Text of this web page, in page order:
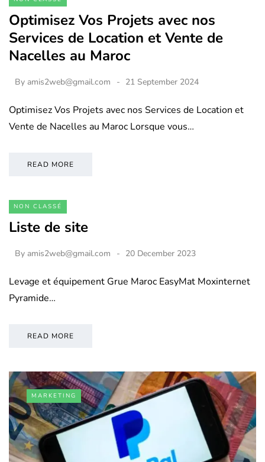
Optimisez Vos Projets avec nos
Services de Location et Vente de
Nacelles au Maroc
By amis2web@gmail.com 21 September 2024
Optimisez Vos Projets avec nos Services de Location et
Vente de Nacelles au Maroc Lorsque vous…
READ MORE
NON CLASSÉ
Liste de site
By amis2web@gmail.com 20 December 2023
Levage et équipement Grue Maroc EasyMat Moxinternet
Pyramide…
READ MORE
MARKETING